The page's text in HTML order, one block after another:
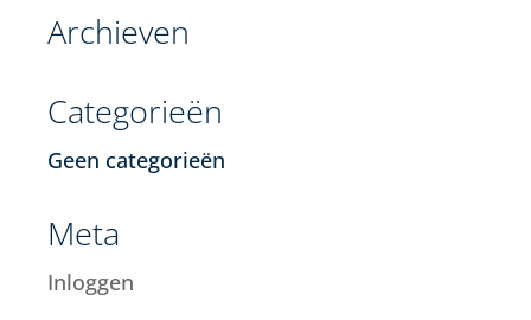
Archieven
Categorieën
Geen categorieën
Meta
Inloggen